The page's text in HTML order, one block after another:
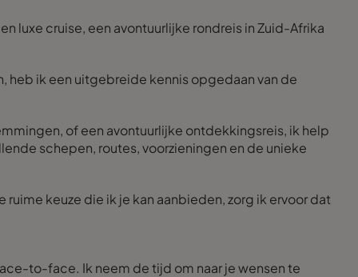
luxe cruise, een avontuurlijke rondreis in Zuid-Afrika
heb ik een uitgebreide kennis opgedaan van de
of een avontuurlijke ontdekkingsreis, ik help
schepen, routes, voorzieningen en de unieke
keuze die ik je kan aanbieden, zorg ik ervoor dat
to-face. Ik neem de tijd om naar je wensen te